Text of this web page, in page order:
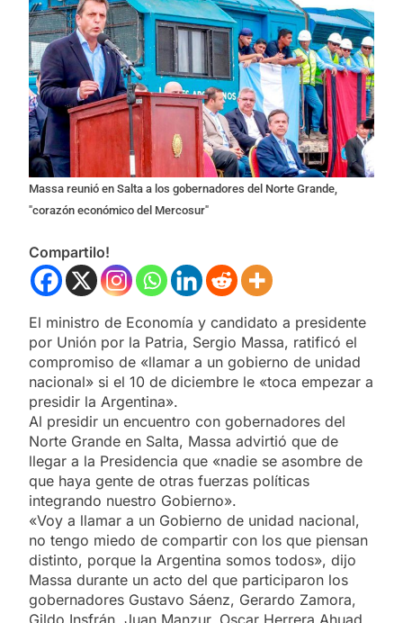
Massa reunió en Salta a los gobernadores del Norte Grande,
"corazón económico del Mercosur"
Compartilo!
El ministro de Economía y candidato a presidente
por Unión por la Patria, Sergio Massa, ratificó el
compromiso de «llamar a un gobierno de unidad
nacional» si el 10 de diciembre le «toca empezar a
presidir la Argentina».
Al presidir un encuentro con gobernadores del
Norte Grande en Salta, Massa advirtió que de
llegar a la Presidencia que «nadie se asombre de
que haya gente de otras fuerzas políticas
integrando nuestro Gobierno».
«Voy a llamar a un Gobierno de unidad nacional,
no tengo miedo de compartir con los que piensan
distinto, porque la Argentina somos todos», dijo
Massa durante un acto del que participaron los
gobernadores Gustavo Sáenz, Gerardo Zamora,
Gildo Insfrán, Juan Manzur, Oscar Herrera Ahuad,